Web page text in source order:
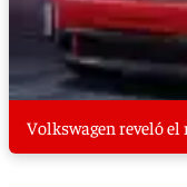
Volkswagen reveló el